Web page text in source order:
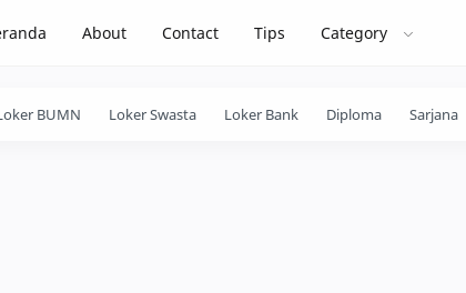
About Contact Tips Category
BUMN Loker Swasta Loker Bank Diploma Sarjana